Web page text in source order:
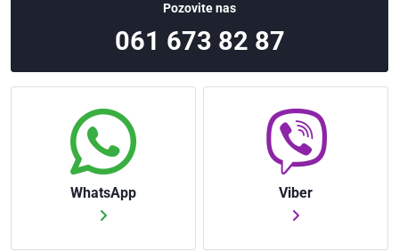
Pozovite nas
061 673 82 87
WhatsApp Viber